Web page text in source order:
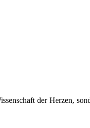
der Herzen,